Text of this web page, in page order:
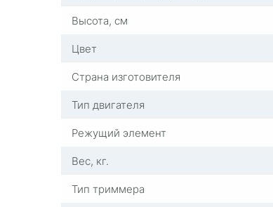
Высота, см
Цвет
Страна изготовителя
Тип двигателя
Режущий элемент
Вес, кг.
Тип триммера